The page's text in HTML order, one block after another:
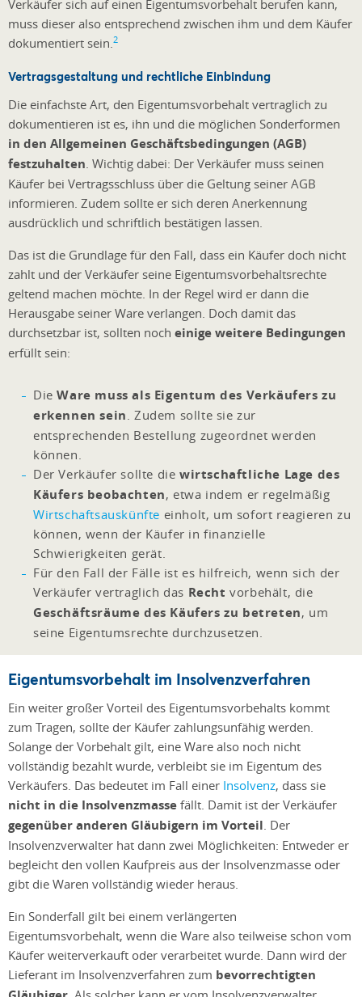
Verkäufer sich auf einen Eigentumsvorbehalt berufen kann,
muss dieser also entsprechend zwischen ihm und dem Käufer
dokumentiert sein. 2
Vertragsgestaltung und rechtliche Einbindung
Die einfachste Art, den Eigentumsvorbehalt vertraglich zu
dokumentieren ist es, ihn und die möglichen Sonderformen
in den Allgemeinen Geschäftsbedingungen (AGB)
festzuhalten . Wichtig dabei: Der Verkäufer muss seinen
Käufer bei Vertragsschluss über die Geltung seiner AGB
informieren. Zudem sollte er sich deren Anerkennung
ausdrücklich und schriftlich bestätigen lassen.
Das ist die Grundlage für den Fall, dass ein Käufer doch nicht
zahlt und der Verkäufer seine Eigentumsvorbehaltsrechte
geltend machen möchte. In der Regel wird er dann die
Herausgabe seiner Ware verlangen. Doch damit das
durchsetzbar ist, sollten noch einige weitere Bedingungen
erfüllt sein:
DieWare muss als Eigentum des Verkäufers zu
erkennen sein . Zudem sollte sie zur
entsprechenden Bestellung zugeordnet werden
können.
Der Verkäufer sollte die wirtschaftliche Lage des
Käufers beobachten, etwa indem er regelmäßig
Wirtschaftsauskünfte einholt, um sofort reagieren zu
können, wenn der Käufer in finanzielle
Schwierigkeiten gerät.
Für den Fall der Fälle ist es hilfreich, wenn sich der
Verkäufer vertraglich das Recht vorbehält, die
Geschäftsräume des Käufers zu betreten, um
seine Eigentumsrechte durchzusetzen.
Eigentumsvorbehalt im Insolvenzverfahren
Ein weiter großer Vorteil des Eigentumsvorbehalts kommt
zum Tragen, sollte der Käufer zahlungsunfähig werden.
Solange der Vorbehalt gilt, eine Ware also noch nicht
vollständig bezahlt wurde, verbleibt sie im Eigentum des
Verkäufers. Das bedeutet im Fall einer Insolvenz, dass sie
nicht in die Insolvenzmasse fällt. Damit ist der Verkäufer
gegenüber anderen Gläubigern im Vorteil . Der
Insolvenzverwalter hat dann zwei Möglichkeiten: Entweder er
begleicht den vollen Kaufpreis aus der Insolvenzmasse oder
gibt die Waren vollständig wieder heraus.
Ein Sonderfall gilt bei einem verlängerten
Eigentumsvorbehalt, wenn die Ware also teilweise schon vom
Käufer weiterverkauft oder verarbeitet wurde. Dann wird der
Lieferant im Insolvenzverfahren zum bevorrechtigten